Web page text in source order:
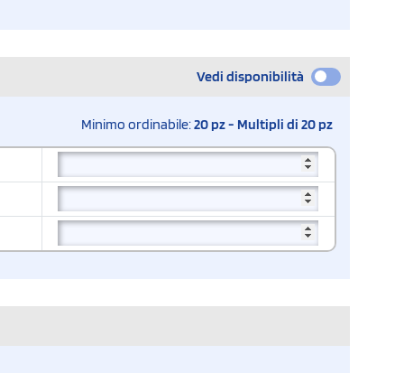
Vedi disponibilità
Minimo ordinabile:20 pz - Multipli di 20 pz